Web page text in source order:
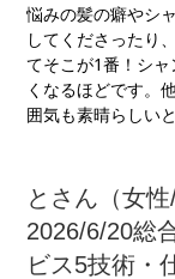
悩みの髪の癖やシ
してくださったり
てそこが1番！シ
くなるほどです。
囲気も素晴らしい
とさん（女
2026/6/20
ビス5技術・